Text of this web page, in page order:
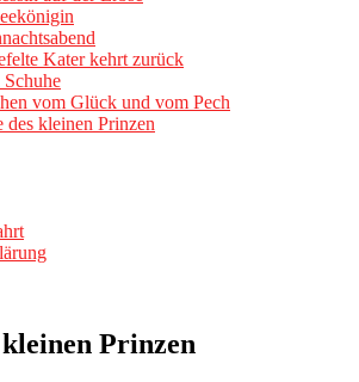
Kater kehrt zurück
vom Glück und vom Pech
des kleinen Prinzen
kleinen Prinzen